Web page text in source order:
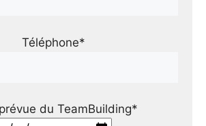
Téléphone*
du TeamBuilding*